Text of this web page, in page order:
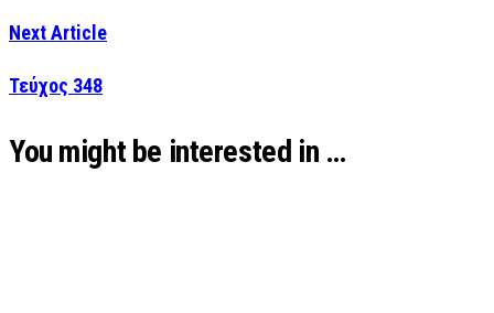
Next Article
Τεύχος 348
You might be interested in …